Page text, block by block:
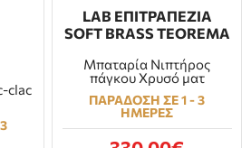
clac
LAB ΕΠΙΤΡΑΠΕΖΙΑ
SOFT BRASS TEOREMA
Μπαταρία Νιπτήρος
πάγκου Χρυσό ματ
ΠΑΡΑΔΟΣΗ ΣΕ 1 - 3
ΗΜΕΡΕΣ